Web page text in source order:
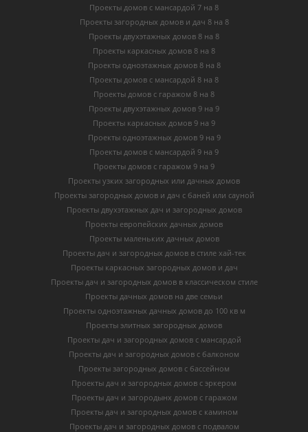
Проекты домов с мансардой 7 на 8
Проекты загородных домов и дач 8 на 8
Проекты двухэтажных домов 8 на 8
Проекты каркасных домов 8 на 8
Проекты одноэтажных домов 8 на 8
Проекты домов с мансардой 8 на 8
Проекты домов с гаражом 8 на 8
Проекты двухэтажных домов 9 на 9
Проекты каркасных домов 9 на 9
Проекты одноэтажных домов 9 на 9
Проекты домов с мансардой 9 на 9
Проекты домов с гаражом 9 на 9
Проекты узких загородных или дачных домов
Проекты загородных домов и дач с баней или сауной
Проекты двухэтажных дач и загородных домов
Проекты европейских дачных домов
Проекты маленьких дачных домов
Проекты дач и загородных домов в стиле хай-тек
Проекты каркасных загородных домов и дач
Проекты дач и загородных домов в классическом стиле
Проекты дачных домов на две семьи
Проекты одноэтажных дачных домов до 100 кв м
Проекты элитных загородных домов
Проекты дач и загородных домов с мансардой
Проекты дач и загородных домов с балконом
Проекты загородных домов с бассейном
Проекты дач и загородных домов с эркером
Проекты дач и загородынх домов с гаражом
Проекты дач и загородных домов с камином
Проекты дач и загородных домов с подвалом